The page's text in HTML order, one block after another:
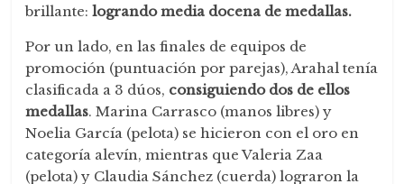
brillante: logrando media docena de medallas.
Por un lado, en las finales de equipos de
promoción (puntuación por parejas), Arahal tenía
clasificada a 3 dúos, consiguiendo dos de ellos
medallas. Marina Carrasco (manos libres) y
Noelia García (pelota) se hicieron con el oro en
categoría alevín, mientras que Valeria Zaa
(pelota) y Claudia Sánchez (cuerda) lograron la